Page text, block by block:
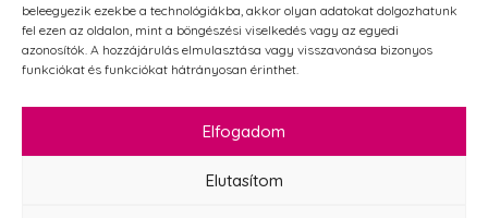
beleegyezik ezekbe a technológiákba, akkor olyan adatokat dolgozhatunk
fel ezen az oldalon, mint a böngészési viselkedés vagy az egyedi
azonosítók. A hozzájárulás elmulasztása vagy visszavonása bizonyos
funkciókat és funkciókat hátrányosan érinthet.
Elfogadom
Elutasítom